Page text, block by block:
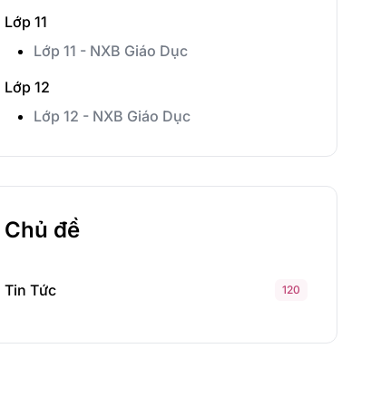
Lớp 11
Lớp 11 - NXB Giáo Dục
Lớp 12
Lớp 12 - NXB Giáo Dục
Chủ đề
Tin Tức 120